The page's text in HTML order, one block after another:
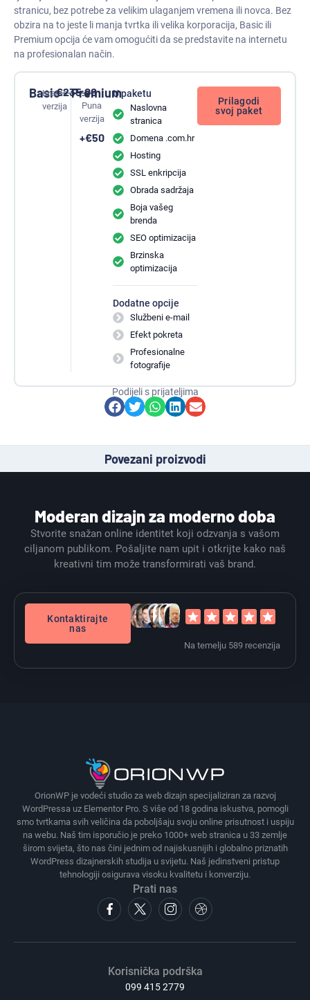
stranicu, bez potrebe za velikim ulaganjem vremena ili novca. Bez
obzira na to jeste li manja tvrtka ili velika korporacija, Basic ili
Premium opcija će vam omogućiti da se predstavite na internetu
na profesionalan način.
Basic
Kratka
verzija
€235.00
Premium
Puna
verzija
+€50
U paketu
Naslovna
stranica
Domena .com.hr
Hosting
SSL enkripcija
Obrada sadržaja
Boja vašeg
brenda
SEO optimizacija
Brzinska
optimizacija
Dodatne opcije
Službeni e-mail
Efekt pokreta
Profesionalne
fotografije
Prilagodi
svoj paket
Podijeli s prijateljima
Povezani proizvodi
Moderan dizajn za moderno doba
Stvorite snažan online identitet koji odzvanja s vašom
ciljanom publikom. Pošaljite nam upit i otkrijte kako naš
kreativni tim može transformirati vaš brand.
Kontaktirajte
nas
Na temelju 589 recenzija
OrionWP je vodeći studio za web dizajn specijaliziran za razvoj
WordPressa uz Elementor Pro. S više od 18 godina iskustva, pomogli
smo tvrtkama svih veličina da poboljšaju svoju online prisutnost i uspiju
na webu. Naš tim isporučio je preko 1000+ web stranica u 33 zemlje
širom svijeta, što nas čini jednim od najiskusnijih i globalno priznatih
WordPress dizajnerskih studija u svijetu. Naš jedinstveni pristup
tehnologiji osigurava visoku kvalitetu i konverziju.
Prati nas
Korisnička podrška
099 415 2779